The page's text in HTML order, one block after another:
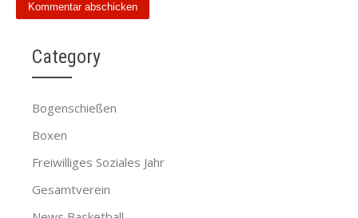
Category
Bogenschießen
Boxen
Freiwilliges Soziales Jahr
Gesamtverein